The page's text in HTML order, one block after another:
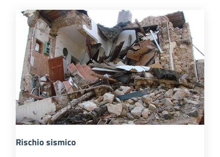
Rischio sismico